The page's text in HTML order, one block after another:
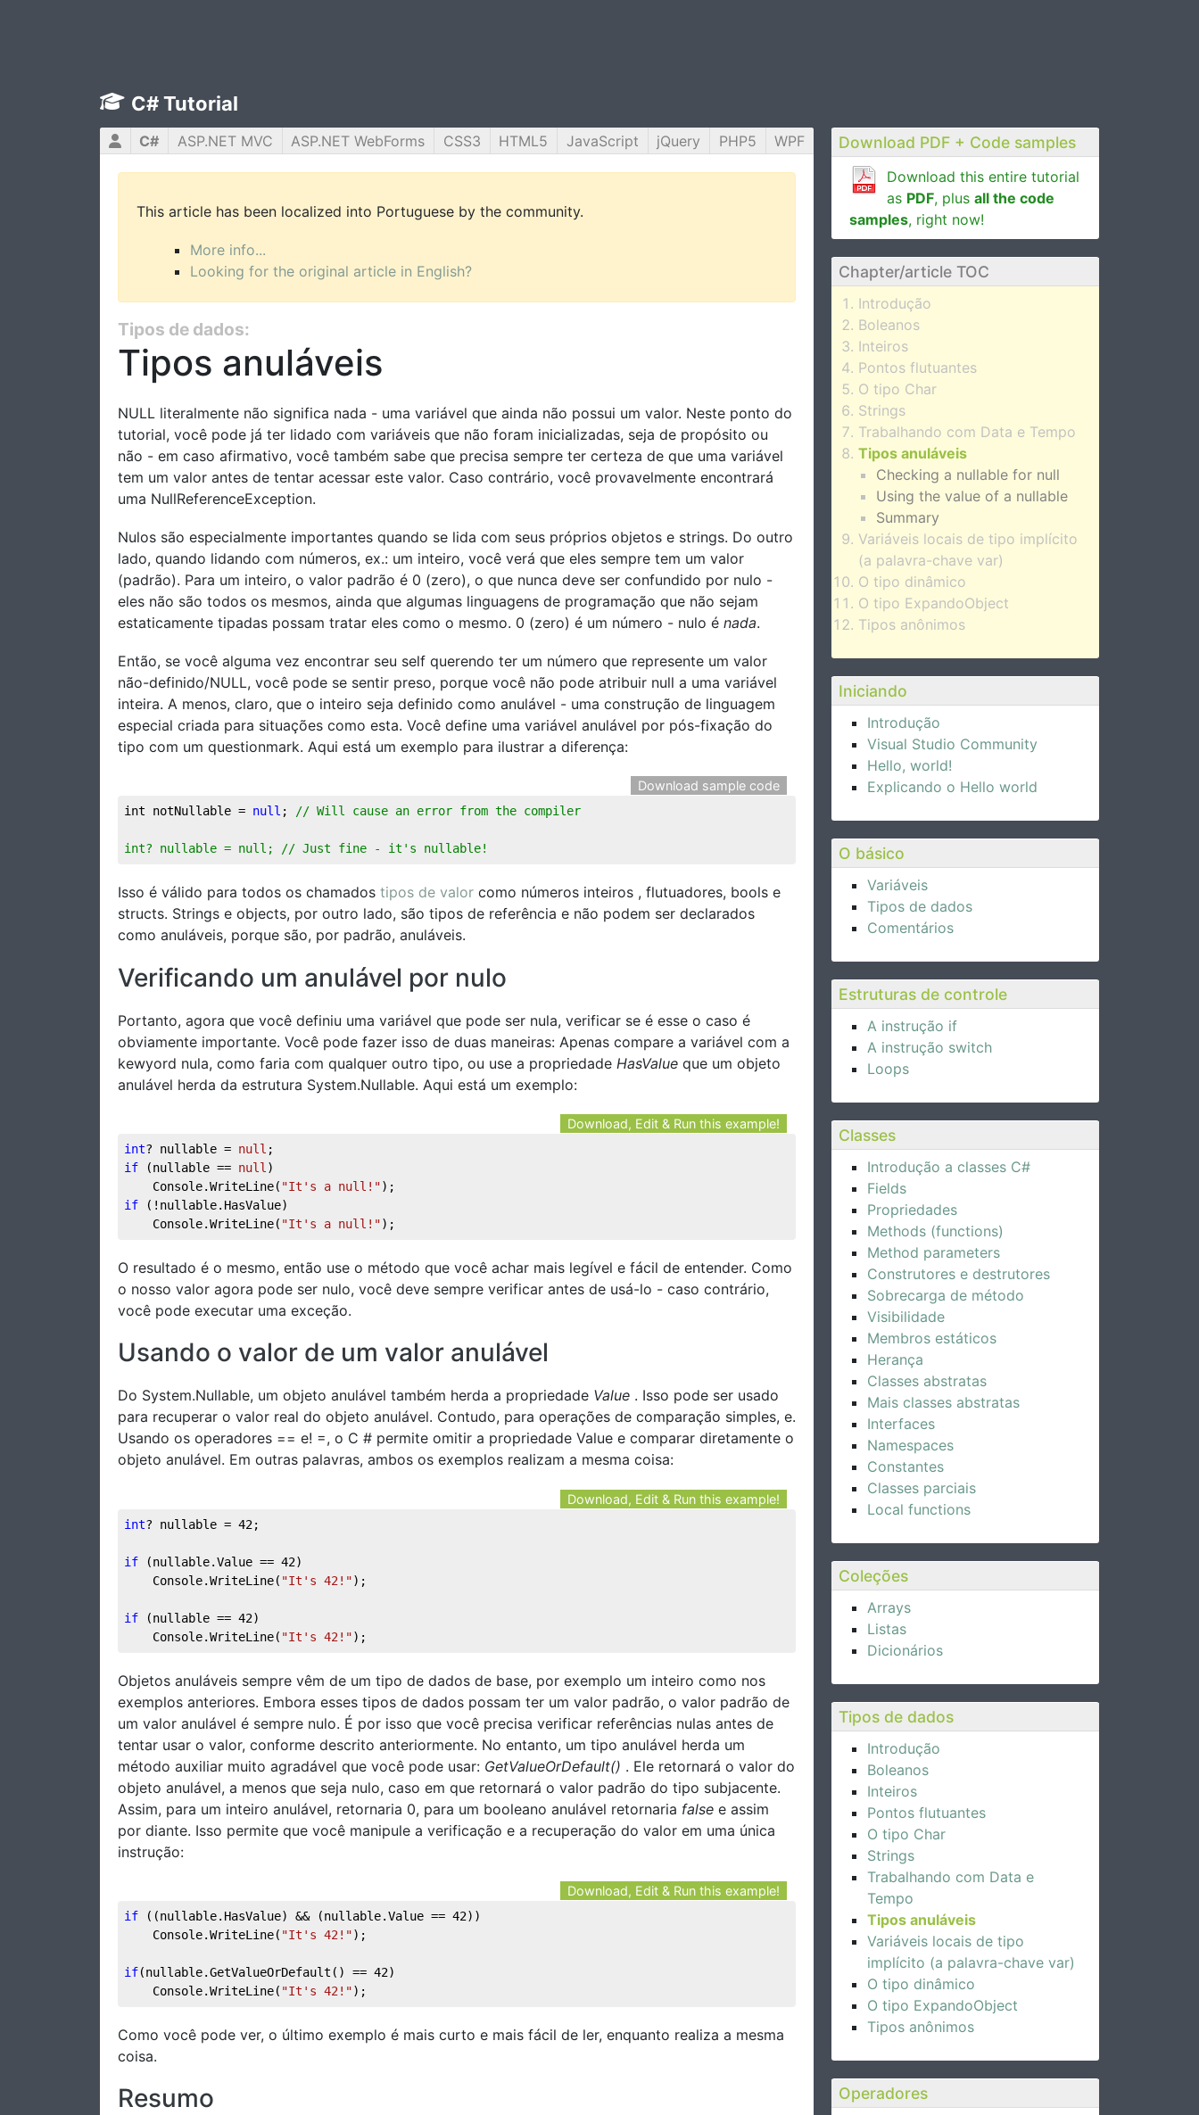
C# Tutorial
Download PDF + Code samples
Download this entire tutorial
as PDF, plus all the code
samples, right now!
Chapter/article TOC
Introdução
Boleanos
Inteiros
Pontos flutuantes
O tipo Char
Strings
Trabalhando com Data e Tempo
Tipos anuláveis
Checking a nullable for null
Using the value of a nullable
Summary
Variáveis locais de tipo implícito
(a palavra-chave var)
O tipo dinâmico
O tipo ExpandoObject
Tipos anônimos
Iniciando
Introdução
Visual Studio Community
Hello, world!
Explicando o Hello world
O básico
Variáveis
Tipos de dados
Comentários
Estruturas de controle
A instrução if
A instrução switch
Loops
Classes
Introdução a classes C#
Fields
Propriedades
Methods (functions)
Method parameters
Construtores e destrutores
Sobrecarga de método
Visibilidade
Membros estáticos
Herança
Classes abstratas
Mais classes abstratas
Interfaces
Namespaces
Constantes
Classes parciais
Local functions
Coleções
Arrays
Listas
Dicionários
Tipos de dados
Introdução
Boleanos
Inteiros
Pontos flutuantes
O tipo Char
Strings
Trabalhando com Data e
Tempo
Tipos anuláveis
Variáveis locais de tipo
implícito (a palavra-chave var)
O tipo dinâmico
O tipo ExpandoObject
Tipos anônimos
Operadores
C# ASP.NET MVC ASP.NET WebForms CSS3 HTML5 JavaScript jQuery PHP5 WPF
This article has been localized into Portuguese by the community.
More info...
Looking for the original article in English?
Tipos de dados:
Tipos anuláveis
NULL literalmente não significa nada - uma variável que ainda não possui um valor. Neste ponto do
tutorial, você pode já ter lidado com variáveis que não foram inicializadas, seja de propósito ou
não - em caso afirmativo, você também sabe que precisa sempre ter certeza de que uma variável
tem um valor antes de tentar acessar este valor. Caso contrário, você provavelmente encontrará
uma NullReferenceException.
Nulos são especialmente importantes quando se lida com seus próprios objetos e strings. Do outro
lado, quando lidando com números, ex.: um inteiro, você verá que eles sempre tem um valor
(padrão). Para um inteiro, o valor padrão é 0 (zero), o que nunca deve ser confundido por nulo -
eles não são todos os mesmos, ainda que algumas linguagens de programação que não sejam
estaticamente tipadas possam tratar eles como o mesmo. 0 (zero) é um número - nulo é nada.
Então, se você alguma vez encontrar seu self querendo ter um número que represente um valor
não-definido/NULL, você pode se sentir preso, porque você não pode atribuir null a uma variável
inteira. A menos, claro, que o inteiro seja definido como anulável - uma construção de linguagem
especial criada para situações como esta. Você define uma variável anulável por pós-fixação do
tipo com um questionmark. Aqui está um exemplo para ilustrar a diferença:
Download sample code
int notNullable = null ; // Will cause an error from the compiler
int? nullable = null; // Just fine - it's nullable!
Isso é válido para todos os chamados tipos de valor como números inteiros , flutuadores, bools e
structs. Strings e objects, por outro lado, são tipos de referência e não podem ser declarados
como anuláveis, porque são, por padrão, anuláveis.
Verificando um anulável por nulo
Portanto, agora que você definiu uma variável que pode ser nula, verificar se é esse o caso é
obviamente importante. Você pode fazer isso de duas maneiras: Apenas compare a variável com a
kewyord nula, como faria com qualquer outro tipo, ou use a propriedade HasValue que um objeto
anulável herda da estrutura System.Nullable. Aqui está um exemplo:
Download, Edit & Run this example!
int? nullable = null ;
if (nullable == null )
Console.WriteLine( "It's a null!");
if (!nullable.HasValue)
Console.WriteLine( "It's a null!");
O resultado é o mesmo, então use o método que você achar mais legível e fácil de entender. Como
o nosso valor agora pode ser nulo, você deve sempre verificar antes de usá-lo - caso contrário,
você pode executar uma exceção.
Usando o valor de um valor anulável
Do System.Nullable, um objeto anulável também herda a propriedade Value . Isso pode ser usado
para recuperar o valor real do objeto anulável. Contudo, para operações de comparação simples, e.
Usando os operadores == e! =, o C # permite omitir a propriedade Value e comparar diretamente o
objeto anulável. Em outras palavras, ambos os exemplos realizam a mesma coisa:
Download, Edit & Run this example!
int? nullable = 42;
if (nullable.Value == 42)
Console.WriteLine( "It's 42!");
if (nullable == 42)
Console.WriteLine( "It's 42!");
Objetos anuláveis sempre vêm de um tipo de dados de base, por exemplo um inteiro como nos
exemplos anteriores. Embora esses tipos de dados possam ter um valor padrão, o valor padrão de
um valor anulável é sempre nulo. É por isso que você precisa verificar referências nulas antes de
tentar usar o valor, conforme descrito anteriormente. No entanto, um tipo anulável herda um
método auxiliar muito agradável que você pode usar: GetValueOrDefault() . Ele retornará o valor do
objeto anulável, a menos que seja nulo, caso em que retornará o valor padrão do tipo subjacente.
Assim, para um inteiro anulável, retornaria 0, para um booleano anulável retornaria false e assim
por diante. Isso permite que você manipule a verificação e a recuperação do valor em uma única
instrução:
Download, Edit & Run this example!
if ((nullable.HasValue) && (nullable.Value == 42))
Console.WriteLine( "It's 42!");
if(nullable.GetValueOrDefault() == 42)
Console.WriteLine( "It's 42!");
Como você pode ver, o último exemplo é mais curto e mais fácil de ler, enquanto realiza a mesma
coisa.
Resumo